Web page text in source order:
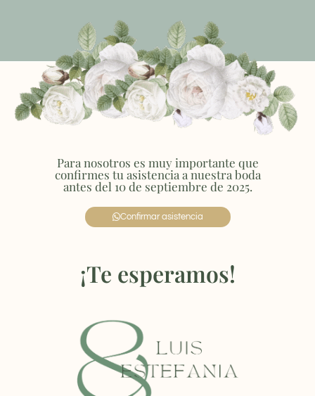
Para nosotros es muy importante que
confirmes tu asistencia a nuestra boda
antes del 10 de septiembre de 2025.
Confirmar asistencia
¡Te esperamos!